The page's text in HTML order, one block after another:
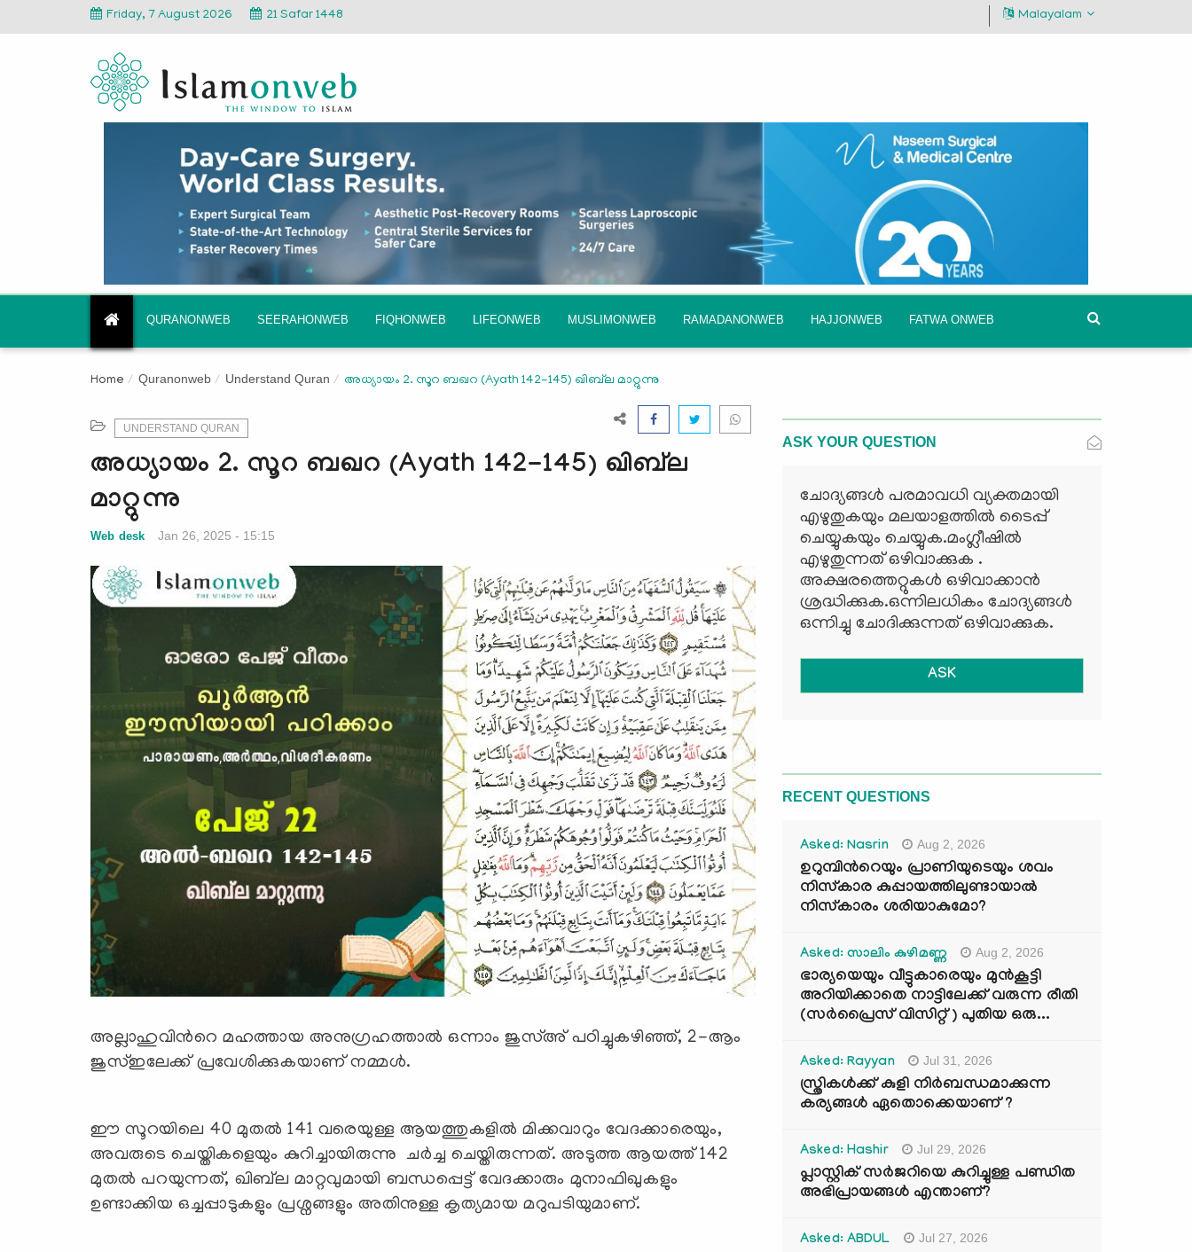
Friday, 7 August 2026 21 Safar 1448 Malayalam
QURANONWEB SEERAHONWEB FIQHONWEB LIFEONWEB MUSLIMONWEB RAMADANONWEB HAJJONWEB FATWA ONWEB
Home Quranonweb Understand Quran അധ്യായം 2. സൂറ ബഖറ (Ayath 142-145) ഖിബ്‍ല മാറ്റുന്നു
UNDERSTAND QURAN
അധ്യായം 2. സൂറ ബഖറ (Ayath 142-145) ഖിബ്‍ല
മാറ്റുന്നു
Web desk Jan 26, 2025 - 15:15
അല്ലാഹുവിന്‍റെ മഹത്തായ അനുഗ്രഹത്താല്‍ ഒന്നാം ജുസ്അ് പഠിച്ചുകഴിഞ്ഞ്, 2-ആം
ജുസ്ഇലേക്ക് പ്രവേശിക്കുകയാണ് നമ്മള്‍.
ഈ സൂറയിലെ 40 മുതല്‍ 141 വരെയുള്ള ആയത്തുകളില്‍ മിക്കവാറും വേദക്കാരെയും,
അവരുടെ ചെയ്തികളെയും കുറിച്ചായിരുന്നു ചര്‍ച്ച ചെയ്തിരുന്നത്. അടുത്ത ആയത്ത് 142
മുതല്‍ പറയുന്നത്, ഖിബ്‍ല മാറ്റവുമായി ബന്ധപ്പെട്ട് വേദക്കാരും മുനാഫിഖുകളും
ഉണ്ടാക്കിയ ഒച്ചപ്പാടുകളും പ്രശ്നങ്ങളും അതിനുള്ള കൃത്യമായ മറുപടിയുമാണ്.
ASK YOUR QUESTION
ചോദ്യങ്ങള്‍ പരമാവധി വ്യക്തമായി
എഴുതുകയും മലയാളത്തില്‍ ടൈപ്പ്
ചെയ്യുകയും ചെയ്യുക.മംഗ്ലീഷില്‍
എഴുതുന്നത് ഒഴിവാക്കുക .
അക്ഷരത്തെറ്റുകള്‍ ഒഴിവാക്കാന്‍
ശ്രദ്ധിക്കുക.ഒന്നിലധികം ചോദ്യങ്ങള്‍
ഒന്നിച്ചു ചോദിക്കുന്നത് ഒഴിവാക്കുക.
ASK
RECENT QUESTIONS
Asked: Nasrin Aug 2, 2026
ഉറുമ്പിന്‍റെയും പ്രാണിയുടെയും ശവം
നിസ്കാര കുപ്പായത്തിലുണ്ടായാൽ
നിസ്കാരം ശരിയാകുമോ?
Asked: സാലിം കുഴിമണ്ണ Aug 2, 2026
ഭാര്യയെയും വീട്ടുകാരെയും മുൻകൂട്ടി
അറിയിക്കാതെ നാട്ടിലേക്ക് വരുന്ന രീതി
(സർപ്രൈസ് വിസിറ്റ് ) പുതിയ ഒരു...
Asked: Rayyan Jul 31, 2026
സ്ത്രികൾക്ക് കുളി നിർബന്ധമാക്കുന്ന
കര്യങ്ങൾ ഏതൊക്കെയാണ് ?
Asked: Hashir Jul 29, 2026
പ്ലാസ്റ്റിക് സർജറിയെ കുറിച്ചുള്ള പണ്ഡിത
അഭിപ്രായങ്ങൾ എന്താണ്?
Asked: ABDUL Jul 27, 2026